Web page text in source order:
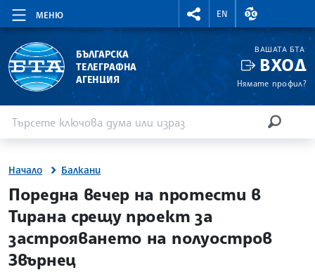
МЕНЮ
RIGHTMENU.SOCIAL
EN
ВАЛУТНИ
БЪЛГАРСКА
ТЕЛЕГРАФНА
АГЕНЦИЯ
ВАШАТА БТА
ВХОД
Нямате профил?
Начало Балкани
site.bta
Поредна вечер на протести в
Тирана срещу проект за
застрояването на полуостров
Звърнец